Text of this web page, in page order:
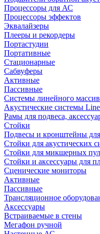
Процессоры для АС
Процессоры эффектов
Эквалайзеры
Плееры и рекордеры
Портастудии
Портативные
Стационарные
Сабвуферы
Активные
Пассивные
Системы линейного
Акустические системы
Рамы для подвеса,
Стойки
Подвесы и кронштейны
Стойки для акустических
Стойки для микшерных
Стойки и аксессуары для
Сценические мониторы
Активные
Пассивные
Трансляционное
Аксессуары
Встраиваемые в стены
Мегафон ручной